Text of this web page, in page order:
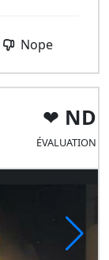
Nope
ND
ÉVALUATION